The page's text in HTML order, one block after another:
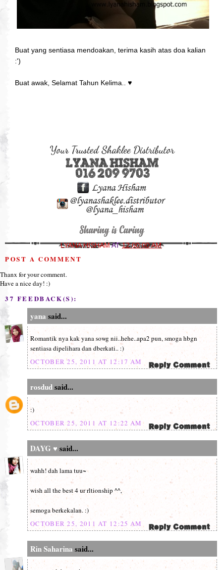
Buat yang sentiasa mendoakan, terima kasih atas doa kalian
:')
Buat awak, Selamat Tahun Kelima.. ♥
LYANA HISHAMAT12:00:00 AM
POST A COMMENT
Thanx for your comment.
Have a nice day! :)
37 FEEDBACK(S):
yana said...
Romantik nya kak yana sowg nii..hehe..apa2 pun, smoga hbgn
sentiasa dipelihara dan dberkati.. :)
OCTOBER 25, 2011 AT 12:17 AM
rosdudsaid...
:)
OCTOBER 25, 2011 AT 12:22 AM
DAYG ♥ said...
wahh! dah lama tuu~
wish all the best 4 ur rltionship ^^,
semoga berkekalan. :)
OCTOBER 25, 2011 AT 12:25 AM
Rin Saharina said...